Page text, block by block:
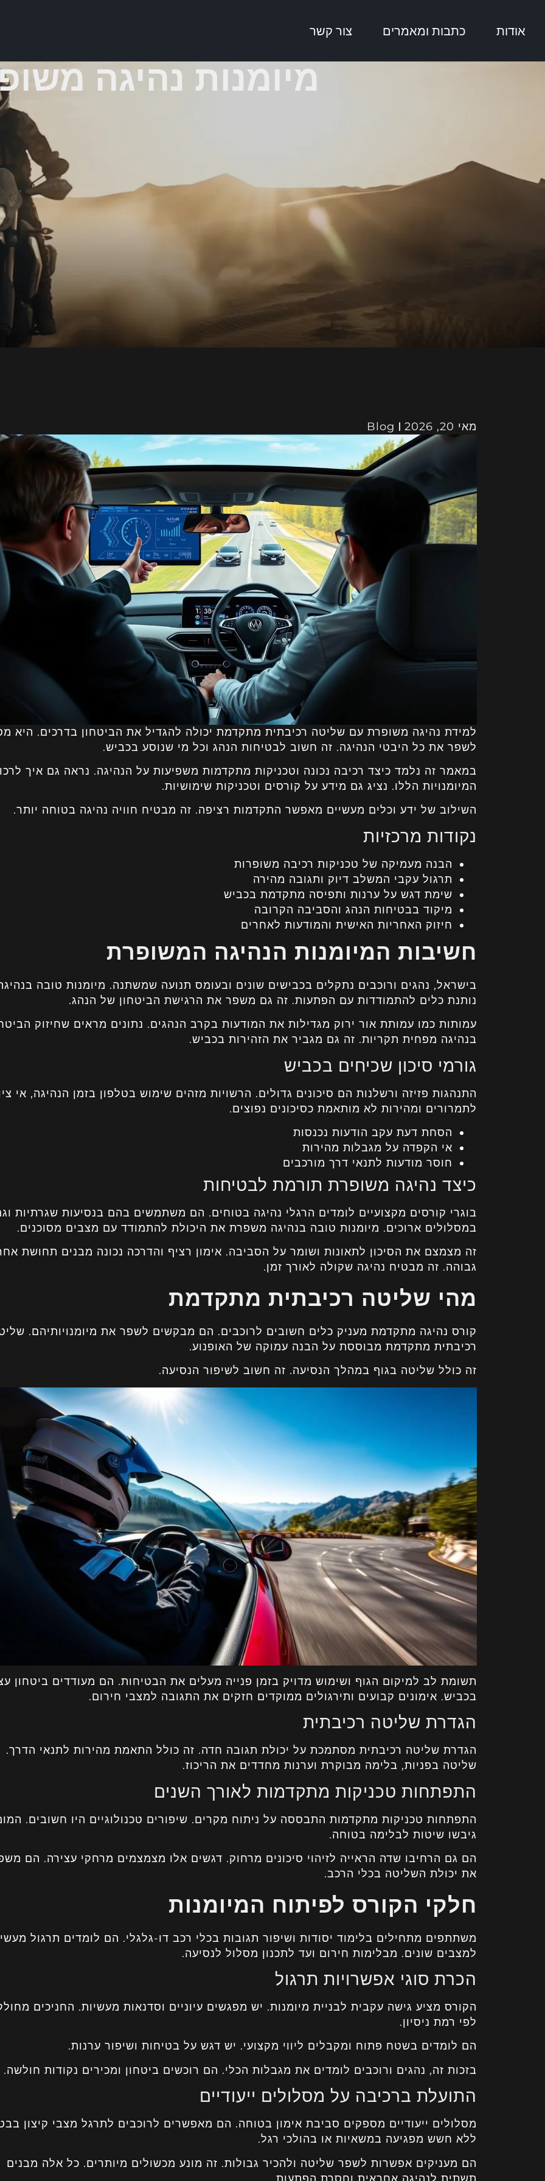
אודות כתבות ומאמרים צור קשר
מיומנות נהיגה
מאי 20, 2026 Blog
למידת נהיגה משופרת עם שליטה רכיבתית מתקדמת יכולה להגדיל את הביטחון בדרכים. היא
לשפר את כל היבטי הנהיגה. זה חשוב לבטיחות הנהג וכל מי שנוסע בכביש.
במאמר זה נלמד כיצד רכיבה נכונה וטכניקות מתקדמות משפיעות על הנהיגה. נראה גם איך
המיומנויות הללו. נציג גם מידע על קורסים וטכניקות שימושיות.
השילוב של ידע וכלים מעשיים מאפשר התקדמות רציפה. זה מבטיח חוויה נהיגה בטוחה יותר.
נקודות מרכזיות
הבנה מעמיקה של טכניקות רכיבה משופרות
תרגול עקבי המשלב דיוק ותגובה מהירה
שימת דגש על ערנות ותפיסה מתקדמת בכביש
מיקוד בבטיחות הנהג והסביבה הקרובה
חיזוק האחריות האישית והמודעות לאחרים
חשיבות המיומנות הנהיגה המשופרת
בישראל, נהגים ורוכבים נתקלים בכבישים שונים ובעומס תנועה שמשתנה. מיומנות טובה
נותנת כלים להתמודדות עם הפתעות. זה גם משפר את הרגישת הביטחון של הנהג.
עמותות כמו עמותת אור ירוק מגדילות את המודעות בקרב הנהגים. נתונים מראים שחיזוק
בנהיגה מפחית תקריות. זה גם מגביר את הזהירות בכביש.
גורמי סיכון שכיחים בכביש
התנהגות פזיזה ורשלנות הם סיכונים גדולים. הרשויות מזהים שימוש בטלפון בזמן הנהיגה, אי
לתמרורים ומהירות לא מותאמת כסיכונים נפוצים.
הסחת דעת עקב הודעות נכנסות
אי הקפדה על מגבלות מהירות
חוסר מודעות לתנאי דרך מורכבים
כיצד נהיגה משופרת תורמת לבטיחות
בוגרי קורסים מקצועיים לומדים הרגלי נהיגה בטוחים. הם משתמשים בהם בנסיעות שגרתיות
במסלולים ארוכים. מיומנות טובה בנהיגה משפרת את היכולת להתמודד עם מצבים מסוכנים.
זה מצמצם את הסיכון לתאונות ושומר על הסביבה. אימון רציף והדרכה נכונה מבנים תחושת
גבוהה. זה מבטיח נהיגה שקולה לאורך זמן.
מהי שליטה רכיבתית מתקדמת
קורס נהיגה מתקדמת מעניק כלים חשובים לרוכבים. הם מבקשים לשפר את מיומנויותיהם.
רכיבתית מתקדמת מבוססת על הבנה עמוקה של האופנוע.
זה כולל שליטה בגוף במהלך הנסיעה. זה חשוב לשיפור הנסיעה.
תשומת לב למיקום הגוף ושימוש מדויק בזמן פנייה מעלים את הבטיחות. הם מעודדים ביטחון
בכביש. אימונים קבועים ותירגולים ממוקדים חזקים את התגובה למצבי חירום.
הגדרת שליטה רכיבתית
הגדרת שליטה רכיבתית מסתמכת על יכולת תגובה חדה. זה כולל התאמת מהירות לתנאי הדרך.
שליטה בפניות, בלימה מבוקרת וערנות מחדדים את הריכוז.
התפתחות טכניקות מתקדמות לאורך השנים
התפתחות טכניקות מתקדמות התבססה על ניתוח מקרים. שיפורים טכנולוגיים היו חשובים.
גיבשו שיטות לבלימה בטוחה.
הם גם הרחיבו שדה הראייה לזיהוי סיכונים מרחוק. דגשים אלו מצמצמים מרחקי עצירה. הם
את יכולת השליטה בכלי הרכב.
חלקי הקורס לפיתוח המיומנות
משתתפים מתחילים בלימוד יסודות ושיפור תגובות בכלי רכב דו-גלגלי. הם לומדים תרגול מעשי
למצבים שונים. מבלימות חירום ועד לתכנון מסלול לנסיעה.
הכרת סוגי אפשרויות תרגול
הקורס מציע גישה עקבית לבניית מיומנות. יש מפגשים עיוניים וסדנאות מעשיות. החניכים
לפי רמת ניסיון.
הם לומדים בשטח פתוח ומקבלים ליווי מקצועי. יש דגש על בטיחות ושיפור ערנות.
בזכות זה, נהגים ורוכבים לומדים את מגבלות הכלי. הם רוכשים ביטחון ומכירים נקודות חולשה.
התועלת ברכיבה על מסלולים ייעודיים
מסלולים ייעודיים מספקים סביבת אימון בטוחה. הם מאפשרים לרוכבים לתרגל מצבי קיצון
ללא חשש מפגיעה במשאיות או בהולכי רגל.
הם מעניקים אפשרות לשפר שליטה ולהכיר גבולות. זה מונע מכשולים מיותרים. כל אלה מבנים
תשתית לנהיגה אחראית וחסרת הפתעות.